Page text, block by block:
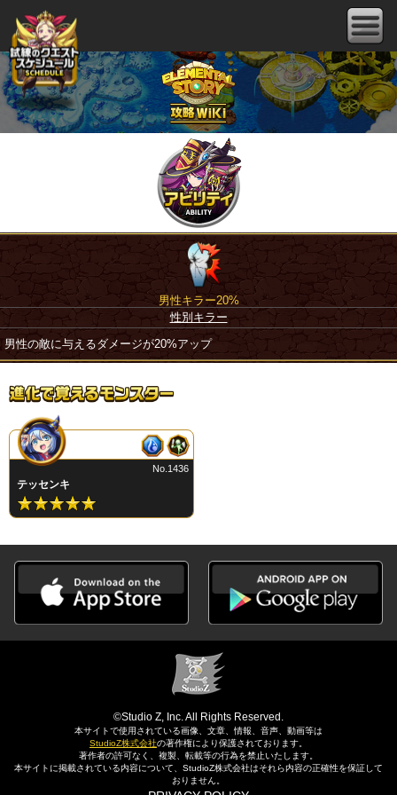
男性キラー20%
性別キラー
男性の敵に与えるダメージが20%アップ
テッセンキ
No.1436
©Studio Z, Inc. All Rights Reserved.
本サイトで使用されている画像、文章、情報、音声、動画等は
StudioZ株式会社の著作権により保護されております。
著作者の許可なく、複製、転載等の行為を禁止いたします。
本サイトに掲載されている内容について、StudioZ株式会社はそれら内容の正確性を保証して
おりません。